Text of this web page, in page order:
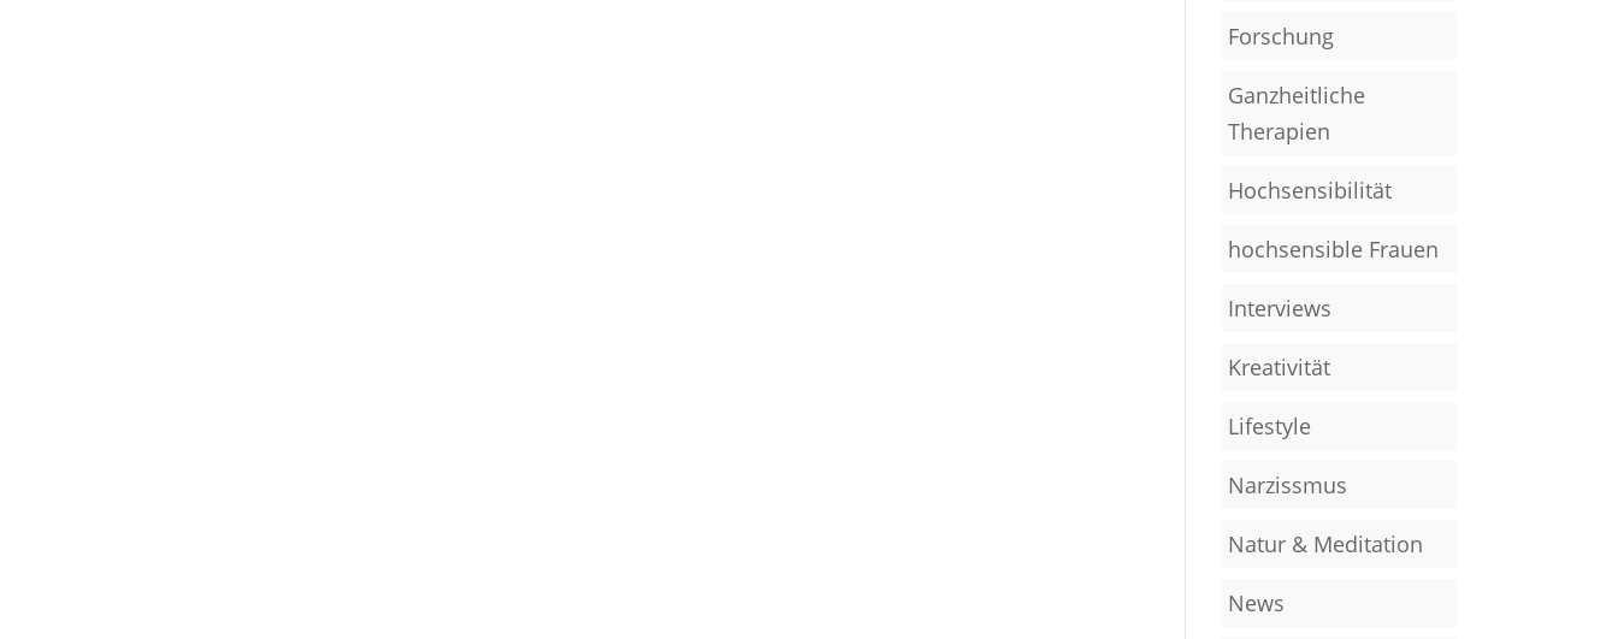
Forschung
Ganzheitliche
Therapien
Hochsensibilität
hochsensible Frauen
Interviews
Kreativität
Lifestyle
Narzissmus
Natur & Meditation
News